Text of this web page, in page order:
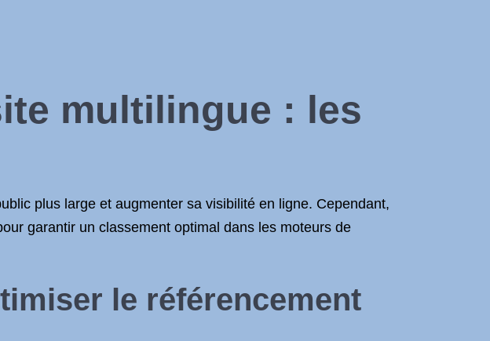
multilingue : les
plus large et augmenter sa visibilité en ligne. Cependant,
garantir un classement optimal dans les moteurs de
le référencement